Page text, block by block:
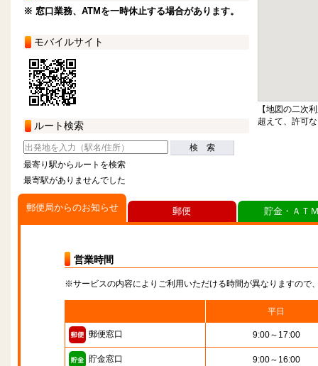
※ 窓口業務、ATMを一時休止する場合があります。
モバイルサイト
ルート検索
検 索
最寄り駅からルートを検索
最寄駅がありませんでした
【地図の二次
超えて、許可
郵便局からのお知らせ
営業時間
※サービスの内容によりご利用いただける時間が異なりますので
平日
郵便窓口 9:00～17:00
貯金窓口 9:00～16:00
郵便 貯金・ＡＴ